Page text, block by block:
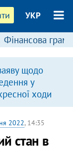
УКР
Фінансова
щодо
у
ходи
2022, 14:35
стан в